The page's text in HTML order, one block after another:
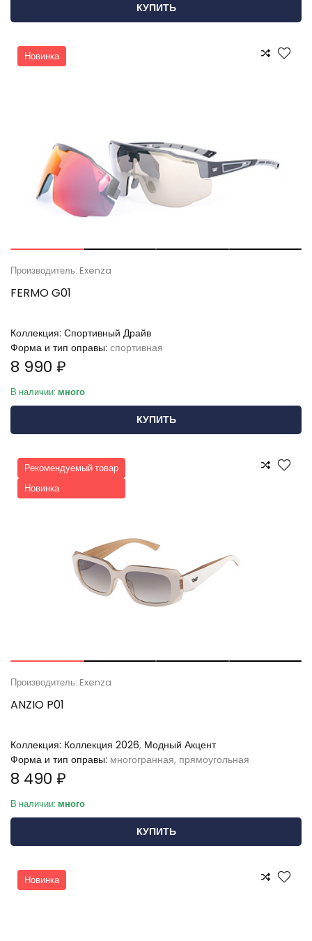
КУПИТЬ
Новинка
Производитель: Exenza
FERMO G01
Коллекция: Спортивный Драйв
Форма и тип оправы: спортивная
8 990 ₽
В наличии: много
КУПИТЬ
Рекомендуемый товар
Новинка
Производитель: Exenza
ANZIO P01
Коллекция: Коллекция 2026, Модный Акцент
Форма и тип оправы: многогранная, прямоугольная
8 490 ₽
В наличии: много
КУПИТЬ
Новинка